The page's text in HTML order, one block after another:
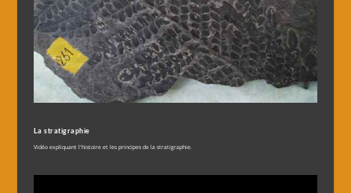
La stratigraphie
Vidéo expliquant l'histoire et les principes de la stratigraphie.